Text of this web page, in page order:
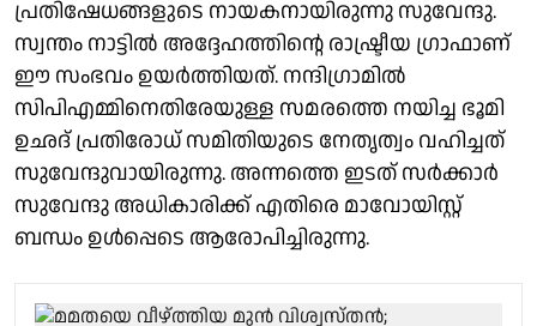
പ്രതിഷേധങ്ങളുടെ നായകനായിരുന്നു സുവേന്ദു.
സ്വന്തം നാട്ടില്‍ അദ്ദേഹത്തിന്റെ രാഷ്ട്രീയ ഗ്രാഫാണ്
ഈ സംഭവം ഉയര്‍ത്തിയത്. നന്ദിഗ്രാമില്‍
സിപിഎമ്മിനെതിരേയുള്ള സമരത്തെ നയിച്ച ഭൂമി
ഉഛദ് പ്രതിരോധ് സമിതിയുടെ നേതൃത്വം വഹിച്ചത്
സുവേന്ദുവായിരുന്നു. അന്നത്തെ ഇടത് സര്‍ക്കാര്‍
സുവേന്ദു അധികാരിക്ക് എതിരെ മാവോയിസ്റ്റ്
ബന്ധം ഉള്‍പ്പെടെ ആരോപിച്ചിരുന്നു.